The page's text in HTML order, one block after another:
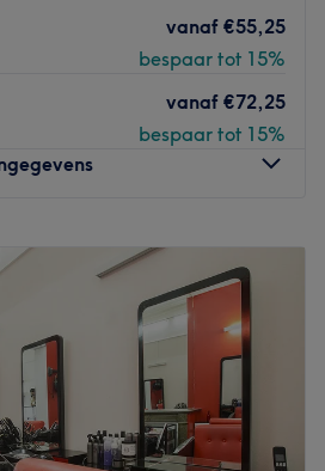
vanaf €55,25
bespaar tot 15%
vanaf €72,25
bespaar tot 15%
10:00
10:00–18:00
10:00
18:00
10:00
18:00
10:00
10:00 18:00
à Berchem-Sainte-Agathe, est un